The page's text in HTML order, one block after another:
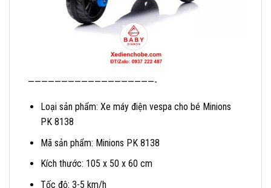
———————————————————-
Loại sản phẩm: Xe máy điện vespa cho bé Minions
PK 8138
Mã sản phẩm: Minions PK 8138
Kích thước: 105 x 50 x 60 cm
Tốc độ: 3-5 km/h